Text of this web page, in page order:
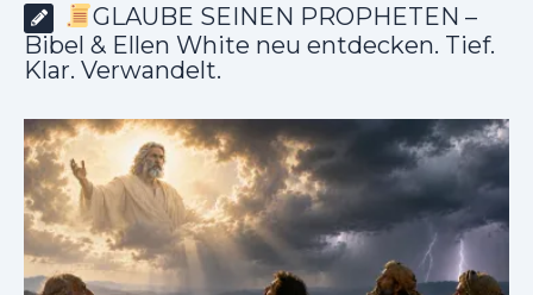
GLAUBE SEINEN PROPHETEN –
Bibel & Ellen White neu entdecken. Tief.
Klar. Verwandelt.